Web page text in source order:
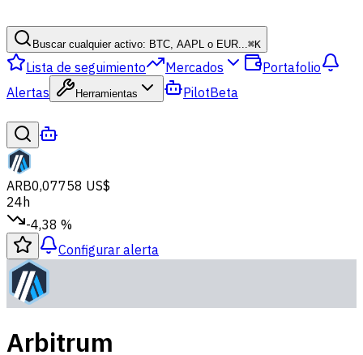
Buscar cualquier activo: BTC, AAPL o EUR...⌘K
Lista de seguimiento Mercados
Portafolio
Alertas
Herramientas PilotBeta
ARB0,07758 US$
24h
-4,38 %
Configurar alerta
Arbitrum